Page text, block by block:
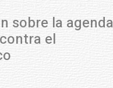
agenda de